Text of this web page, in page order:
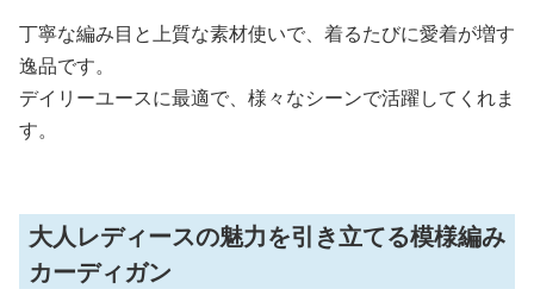
丁寧な編み目と上質な素材使いで、着るたびに愛着が増す
逸品です。
デイリーユースに最適で、様々なシーンで活躍してくれま
す。
大人レディースの魅力を引き立てる模様編み
カーディガン